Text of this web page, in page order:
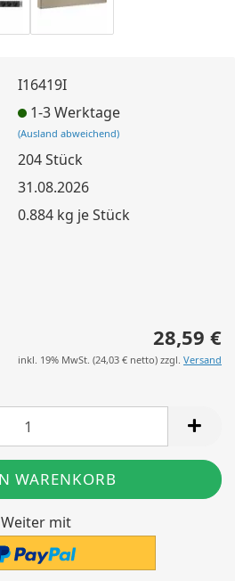
I16419I
1-3 Werktage
(Ausland abweichend)
204Stück
31.08.2026
0.884 kg je Stück
28,59 €
inkl. 19% MwSt. (24,03 € netto) zzgl. Versand
Weiter mit